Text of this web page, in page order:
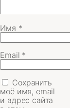
Имя *
Email *
Сохранить
моё имя, email
и адрес сайта